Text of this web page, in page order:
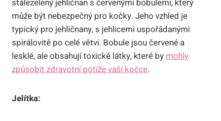
stálezelený jehličnan s červenými bobulemi, který
může být nebezpečný pro kočky. Jeho vzhled je
typický pro jehličnany, s jehlicemi uspořádanými
spirálovitě po celé větvi. Bobule jsou červené a
lesklé, ale obsahují toxické látky, které bymohly
způsobit zdravotní potíže vaší kočce.
Jelítka: